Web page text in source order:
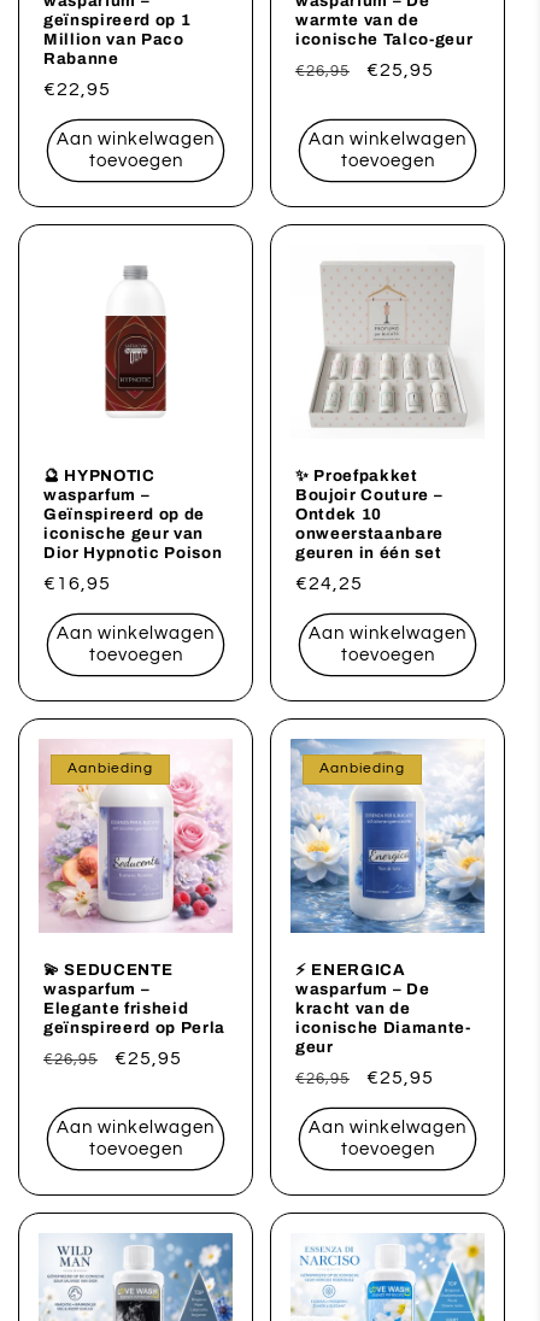
geïnspireerd op 1
Million van Paco
Rabanne
Normale
prijs
€22,95
Aan winkelwagen
toevoegen
warmte van de
iconische Talco-geur
Normale
€26,95 Aanbiedingsprijs
€25,95
Aan winkelwagen
toevoegen
🔮 HYPNOTIC
wasparfum –
Geïnspireerd op de
iconische geur van
Dior Hypnotic Poison
Normale
prijs
€16,95
Aan winkelwagen
toevoegen
✨ Proefpakket
Boujoir Couture –
Ontdek 10
onweerstaanbare
geuren in één set
Normale
prijs
€24,25
Aan winkelwagen
toevoegen
Aanbieding
💫 SEDUCENTE
wasparfum –
Elegante frisheid
geïnspireerd op Perla
Normale
€26,95 Aanbiedingsprijs
€25,95
Aan winkelwagen
toevoegen
Aanbieding
⚡ ENERGICA
wasparfum – De
kracht van de
iconische Diamante-
geur
Normale
prijs
€26,95 Aanbiedingsprijs
€25,95
Aan winkelwagen
toevoegen